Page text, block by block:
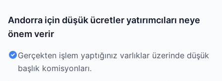
Andorra için düşük ücretler yatırımcıları neye
önem verir
Gerçekten işlem yaptığınız varlıklar üzerinde düşük
başlık komisyonları.